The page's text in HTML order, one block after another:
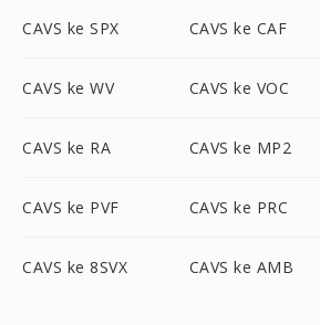
CAVS ke SPX CAVS ke CAF
CAVS ke WV CAVS ke VOC
CAVS ke RA CAVS ke MP2
CAVS ke PVF CAVS ke PRC
CAVS ke 8SVX CAVS ke AMB